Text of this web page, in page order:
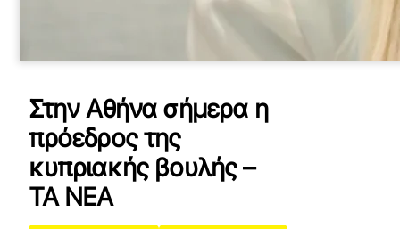
Στην Αθήνα σήμερα η
πρόεδρος της
κυπριακής βουλής –
ΤΑ ΝΕΑ